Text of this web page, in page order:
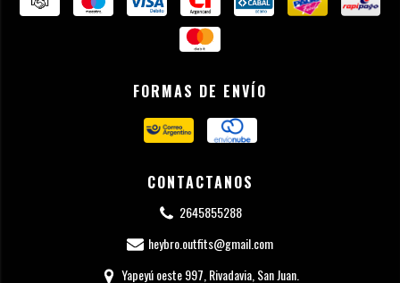
FORMAS DE ENVÍO
CONTACTANOS
2645855288
heybro.outfits@gmail.com
Yapeyú oeste 997, Rivadavia, San Juan.